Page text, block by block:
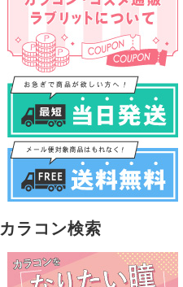
カラコン検索